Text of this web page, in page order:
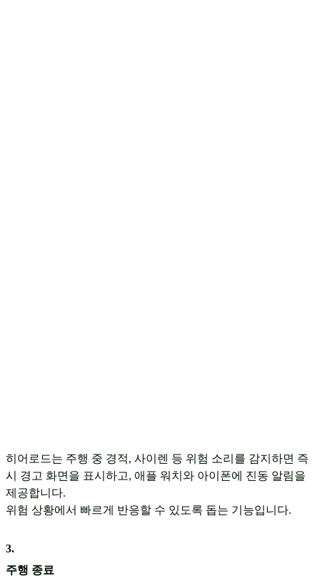
히어로드는 주행 중 경적, 사이렌 등 위험 소리를 감지하면 즉
시 경고 화면을 표시하고, 애플 워치와 아이폰에 진동 알림을
제공합니다.
위험 상황에서 빠르게 반응할 수 있도록 돕는 기능입니다.
3.
주행 종료